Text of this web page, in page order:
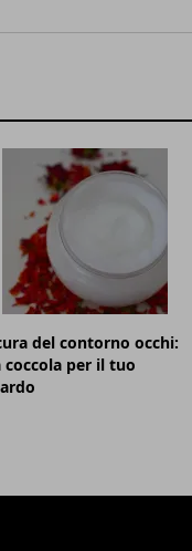
del contorno occhi:
coccola per il tuo